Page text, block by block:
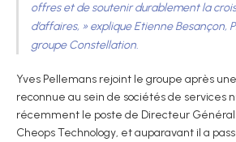
offres et de soutenir durablement la
d’affaires, » explique Etienne Besançon,
groupe Constellation.
Yves Pellemans rejoint le groupe après
reconnue au sein de sociétés de services
récemment le poste de Directeur
Cheops Technology, et auparavant il a